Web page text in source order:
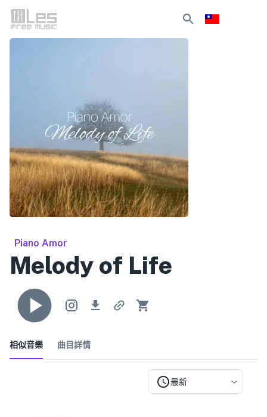
Piano Amor
Melody of Life
相似音樂 曲目詳情
最新